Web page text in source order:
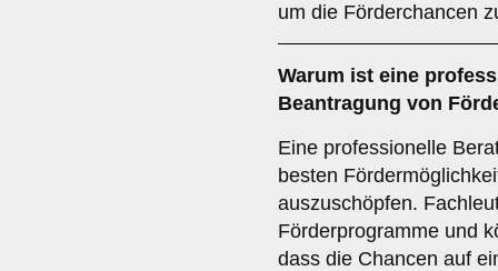
um die Förderchancen
Warum ist eine
Beantragung von
Eine professionelle
besten
auszuschöpfen.
Förderprogramme und
dass die Chancen auf